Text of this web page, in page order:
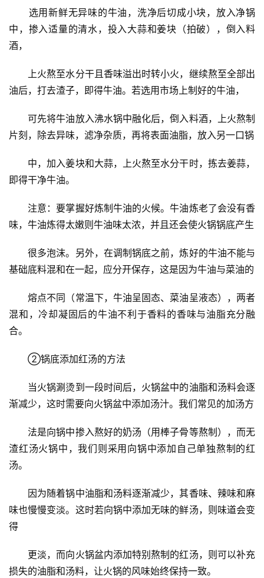
选用新鲜无异味的牛油，洗净后切成小块，放入净锅
中，掺入适量的清水，投入大蒜和姜块（拍破），倒入料
酒，
上火熬至水分干且香味溢出时转小火，继续熬至全部出
油后，打去渣子，即得牛油。若选用市场上制好的牛油，
可先将牛油放入沸水锅中融化后，倒入料酒，上火熬制
片刻，除去异味，滤净杂质，再将表面油脂，放入另一口锅
中，加入姜块和大蒜，上火熬至水分干时，拣去姜蒜，
即得干净牛油。
注意：要掌握好炼制牛油的火候。牛油炼老了会没有香
味，牛油炼得太嫩则牛油味太浓，并且还会使火锅锅底产生
很多泡沫。另外，在调制锅底之前，炼好的牛油不能与
基础底料混和在一起，应分开保存，这是因为牛油与菜油的
熔点不同（常温下，牛油呈固态、菜油呈液态），两者
混和，冷却凝固后的牛油不利于香料的香味与油脂充分融
合。
②锅底添加红汤的方法
当火锅涮烫到一段时间后，火锅盆中的油脂和汤料会逐
渐减少，这时需要向火锅盆中添加汤汁。我们常见的加汤方
法是向锅中掺入熬好的奶汤（用棒子骨等熬制），而无
渣红汤火锅中，我们则采用向锅中添加自己单独熬制的红
汤。
因为随着锅中油脂和汤料逐渐减少，其香味、辣味和麻
味也慢慢变淡。这时若向锅中添加无味的鲜汤，则味道会变
得
更淡，而向火锅盆内添加特别熬制的红汤，则可以补充
损失的油脂和汤料，让火锅的风味始终保持一致。